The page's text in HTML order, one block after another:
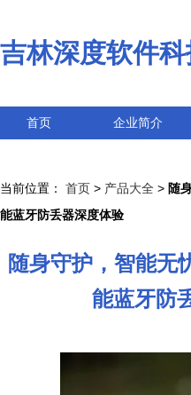
吉林深度软件科
首页 企业简介
当前位置： 首页 > 产品大全 > 随
能蓝牙防丢器深度体验
随身守护，智能
能蓝牙防